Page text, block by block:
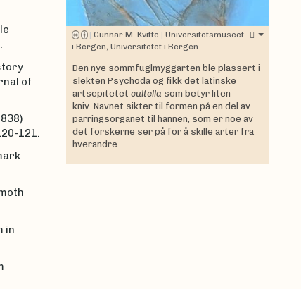
of
121.
in
| Gunnar M. Kvifte | Universitetsmuseet
i Bergen, Universitetet i Bergen
Den nye sommfuglmyggarten ble plassert i
slekten Psychoda og fikk det latinske
artsepitetetcultella som betyr liten
kniv. Navnet sikter til formen på en del av
parringsorganet til hannen, som er noe av
det forskerne ser på for å skille arter fra
hverandre.